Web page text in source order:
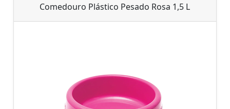
Comedouro Plástico Pesado Rosa 1,5 L